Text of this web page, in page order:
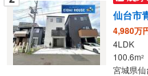
マ
イ
ペ
ー
仙台市
4,980万
4LDK
100.6m2
宮城県